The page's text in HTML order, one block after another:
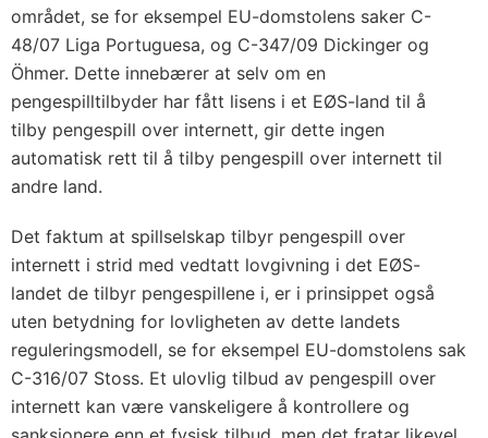
området, se for eksempel EU-domstolens saker C-
48/07 Liga Portuguesa, og C-347/09 Dickinger og
Öhmer. Dette innebærer at selv om en
pengespilltilbyder har fått lisens i et EØS-land til å
tilby pengespill over internett, gir dette ingen
automatisk rett til å tilby pengespill over internett til
andre land.
Det faktum at spillselskap tilbyr pengespill over
internett i strid med vedtatt lovgivning i det EØS-
landet de tilbyr pengespillene i, er i prinsippet også
uten betydning for lovligheten av dette landets
reguleringsmodell, se for eksempel EU-domstolens sak
C-316/07 Stoss. Et ulovlig tilbud av pengespill over
internett kan være vanskeligere å kontrollere og